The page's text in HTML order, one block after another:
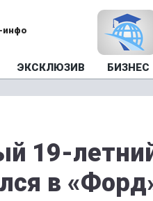
инфо
ЭКСКЛЮЗИВ БИЗНЕС
19-
в